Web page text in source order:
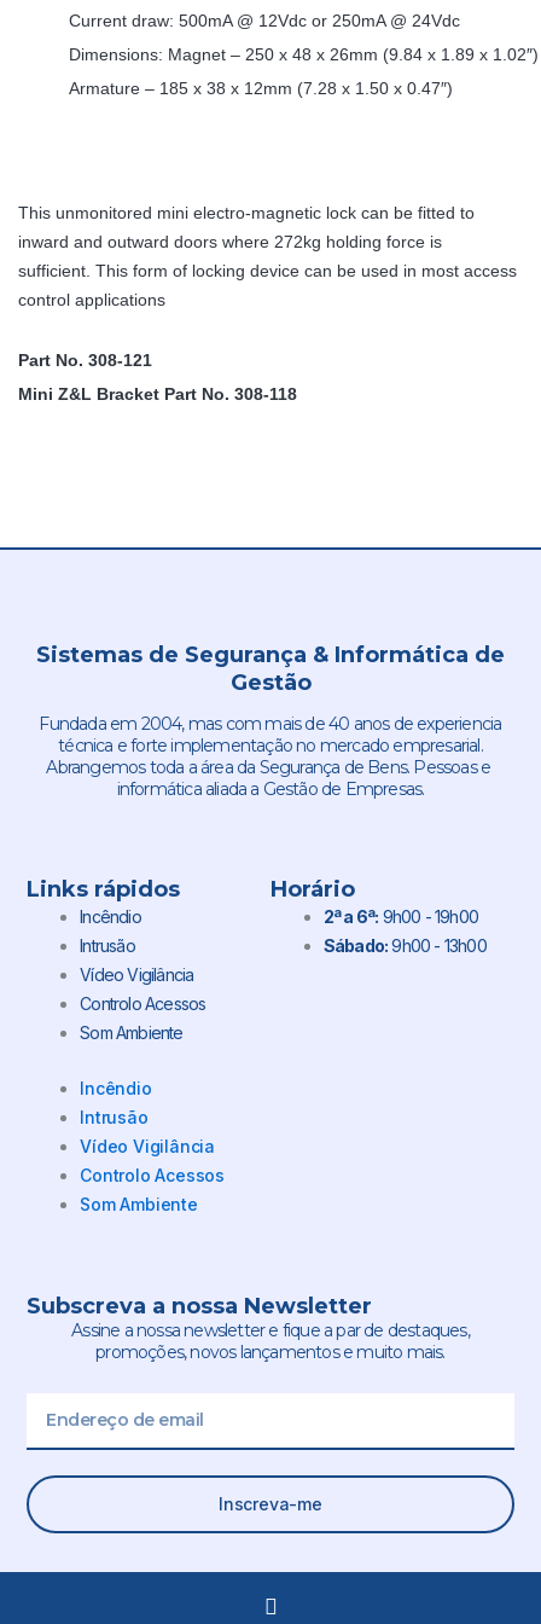
Current draw: 500mA @ 12Vdc or 250mA @ 24Vdc
Dimensions: Magnet – 250 x 48 x 26mm (9.84 x 1.89 x 1.02″)
Armature – 185 x 38 x 12mm (7.28 x 1.50 x 0.47″)
This unmonitored mini electro-magnetic lock can be fitted to
inward and outward doors where 272kg holding force is
sufficient. This form of locking device can be used in most access
control applications
Part No. 308-121
Mini Z&L Bracket Part No. 308-118
Sistemas de Segurança & Informática de
Gestão
Fundada em 2004, mas com mais de 40 anos de experiencia
técnica e forte implementação no mercado empresarial.
Abrangemos toda a área da Segurança de Bens. Pessoas e
informática aliada a Gestão de Empresas.
Links rápidos
Incêndio
Intrusão
Vídeo Vigilância
Controlo Acessos
Som Ambiente
Incêndio
Intrusão
Vídeo Vigilância
Controlo Acessos
Som Ambiente
Horário
2ª a 6ª: 9h00 - 19h00
Sábado:9h00 - 13h00
Subscreva a nossa Newsletter
Assine a nossa newsletter e fique a par de destaques,
promoções, novos lançamentos e muito mais.
Inscreva-me
L